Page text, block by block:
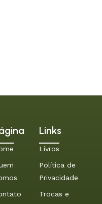
Links
Livros
Política de
Privacidade
Trocas e